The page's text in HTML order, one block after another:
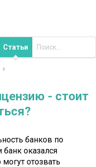
Статьи
- стоит
банков по
оказался
отозвать